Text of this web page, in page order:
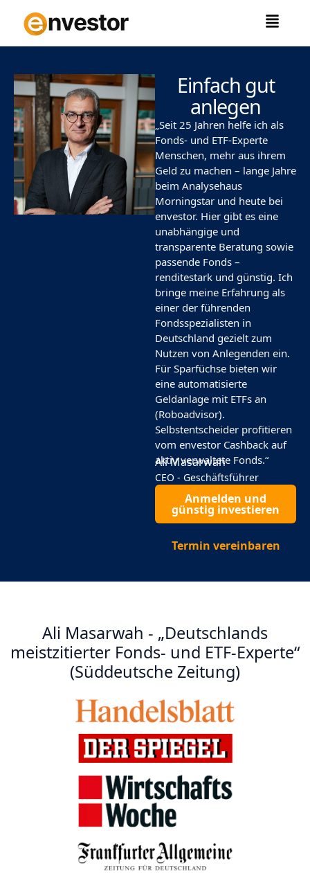
Inhalt
springen
Einfach gut
anlegen
„Seit 25 Jahren helfe ich als
Fonds- und ETF-Experte
Menschen, mehr aus ihrem
Geld zu machen – lange Jahre
beim Analysehaus
Morningstar und heute bei
envestor. Hier gibt es eine
unabhängige und
transparente Beratung sowie
passende Fonds –
renditestark und günstig. Ich
bringe meine Erfahrung als
einer der führenden
Fondsspezialisten in
Deutschland gezielt zum
Nutzen von Anlegenden ein.
Für Sparfüchse bieten wir
eine automatisierte
Geldanlage mit ETFs an
(Roboadvisor).
Selbstentscheider profitieren
vom envestor Cashback auf
aktiv verwaltete Fonds.“
Ali Masarwah
CEO - Geschäftsführer
Anmelden und
günstig investieren
Termin vereinbaren
Ali Masarwah - „Deutschlands
meistzitierter Fonds- und ETF-Experte“
(Süddeutsche Zeitung)